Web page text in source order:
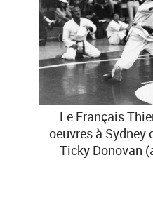
Le Français
oeuvres à Sydney
Ticky Donovan